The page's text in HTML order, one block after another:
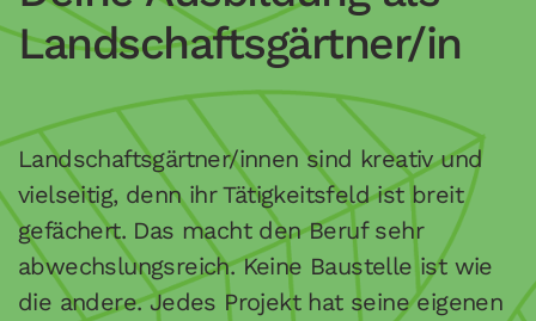
Landschaftsgärtner/in
Landschaftsgärtner/innen sind kreativ und
vielseitig, denn ihr Tätigkeitsfeld ist breit
gefächert. Das macht den Beruf sehr
abwechslungsreich.Keine Baustelle ist wie
die andere. Jedes Projekt hat seine eigenen